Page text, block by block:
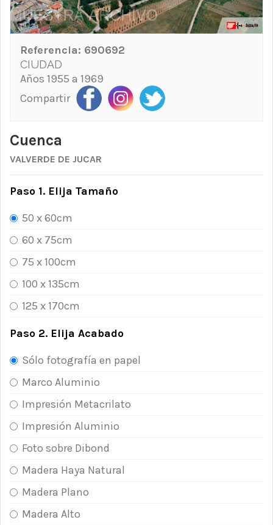
Referencia: 690692
CIUDAD
Años 1955 a 1969
Compartir
Cuenca
VALVERDE DE JUCAR
Paso 1. Elija Tamaño
50 x 60cm
60 x 75cm
75 x 100cm
100 x 135cm
125 x 170cm
Paso 2. Elija Acabado
Sólo fotografía en papel
Marco Aluminio
Impresión Metacrilato
Impresión Aluminio
Foto sobre Dibond
Madera Haya Natural
Madera Plano
Madera Alto